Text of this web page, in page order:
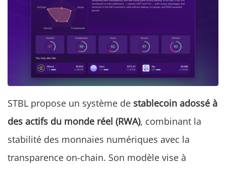
STBL propose un système de stablecoin adossé à
des actifs du monde réel (RWA), combinant la
stabilité des monnaies numériques avec la
transparence on-chain. Son modèle vise à